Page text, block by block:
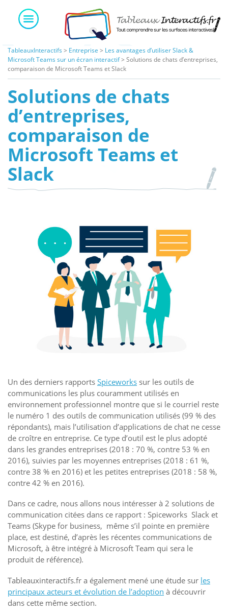
content
TableauxInteractifs > Entreprise > Les avantages d’utiliser Slack &
Microsoft Teams sur un écran interactif> Solutions de chats d’entreprises,
comparaison de Microsoft Teams et Slack
Solutions de chats
d’entreprises,
comparaison de
Microsoft Teams et
Slack
Un des derniers rapports Spiceworks sur les outils de
communications les plus couramment utilisés en
environnement professionnel montre que si le courriel reste
le numéro 1 des outils de communication utilisés (99 % des
répondants), mais l’utilisation d’applications de chat ne cesse
de croître en entreprise. Ce type d’outil est le plus adopté
dans les grandes entreprises (2018 : 70 %, contre 53 % en
2016), suivies par les moyennes entreprises (2018 : 61 %,
contre 38 % en 2016) et les petites entreprises (2018 : 58 %,
contre 42 % en 2016).
Dans ce cadre, nous allons nous intéresser à 2 solutions de
communication citées dans ce rapport : Spiceworks Slack et
Teams (Skype for business, même s’il pointe en première
place, est destiné, d’après les récentes communications de
Microsoft, à être intégré à Microsoft Team qui sera le
produit de référence).
Tableauxinteractifs.fr a également mené une étude sur les
principaux acteurs et évolution de l’adoption à découvrir
dans cette même section.